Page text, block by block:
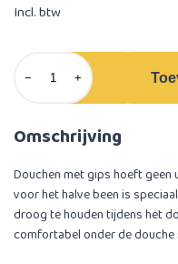
Incl. btw
− +
Omschrijving
Douchen met gips hoeft geen
voor het halve been is
droog te houden tijdens het
comfortabel onder de